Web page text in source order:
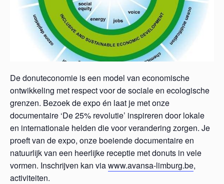
De donuteconomie is een model van economische
ontwikkeling met respect voor de sociale en ecologische
grenzen. Bezoek de expo én laat je met onze
documentaire ‘De 25% revolutie’ inspireren door lokale
en internationale helden die voor verandering zorgen. Je
proeft van de expo, onze boeiende documentaire en
natuurlijk van een heerlijke receptie met donuts in vele
vormen. Inschrijven kan viawww.avansa-limburg.be,
activiteiten.